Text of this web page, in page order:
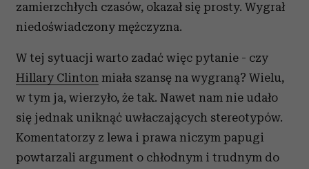
zamierzchłych czasów, okazał się prosty. Wygrał
niedoświadczony mężczyzna.
W tej sytuacji warto zadać więc pytanie - czy
Hillary Clinton miała szansę na wygraną? Wielu,
w tym ja, wierzyło, że tak. Nawet nam nie udało
się jednak uniknąć uwłaczających stereotypów.
Komentatorzy z lewa i prawa niczym papugi
powtarzali argument o chłodnym i trudnym do